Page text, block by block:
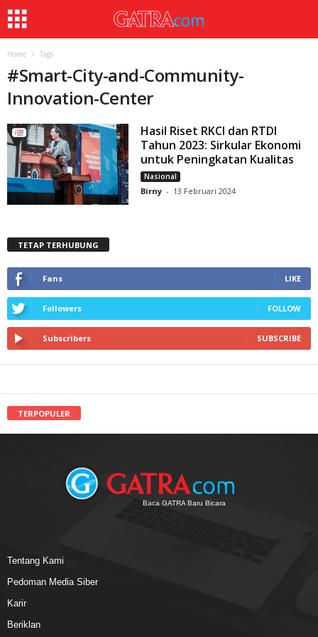
Home Tags
#Smart-City-and-Community-
Innovation-Center
Hasil Riset RKCI dan RTDI
Tahun 2023: Sirkular Ekonomi
untuk Peningkatan Kualitas
Nasional
Birny - 13 Februari 2024
TETAP TERHUBUNG
Fans LIKE
Followers FOLLOW
Subscribers SUBSCRIBE
TERPOPULER
Baca GATRA Baru Bicara
Tentang Kami
Pedoman Media Siber
Karir
Beriklan